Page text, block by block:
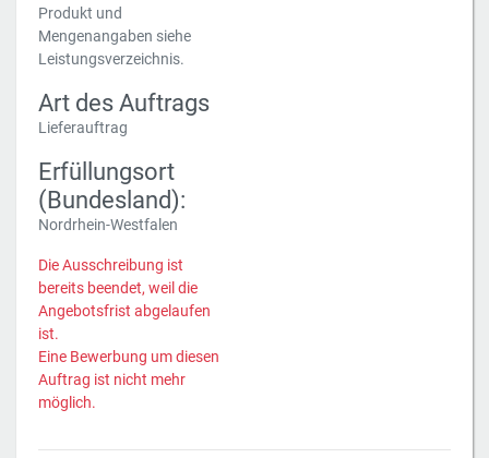
Produkt und
Mengenangaben siehe
Leistungsverzeichnis.
Art des Auftrags
Lieferauftrag
Erfüllungsort
(Bundesland):
Nordrhein-Westfalen
Die Ausschreibung ist
bereits beendet, weil die
Angebotsfrist abgelaufen
ist.
Eine Bewerbung um diesen
Auftrag ist nicht mehr
möglich.